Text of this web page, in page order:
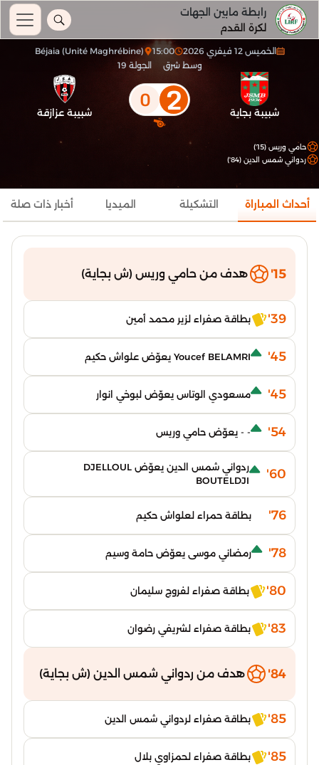
رابطة مابين الجهات
لكرة القدم
الخميس 12 فيفري 2026 15:00
Béjaia (Unité Maghrébine)
وسط شرق
الجولة 19
شبيبة بجاية 2
0 شبيبة عزازقة
حامي وريس (15')
ردواني شمس الدين (84')
أحداث المباراة التشكيلة الميديا أخبار ذات صلة
15' هدف من حامي وريس (ش بجاية)
39' بطاقة صفراء لزير محمد أمين
45' Youcef BELAMRI يعوّض علواش حكيم
45' مسعودي الوتاس يعوّض لبوخي انوار
54' - - يعوّض حامي وريس
60'
ردواني شمس الدين يعوّض DJELLOUL
BOUTELDJI
76' بطاقة حمراء لعلواش حكيم
78' رمضاني موسى يعوّض حامة وسيم
80' بطاقة صفراء لفروج سليمان
83' بطاقة صفراء لشريفي رضوان
84' هدف من ردواني شمس الدين (ش بجاية)
85' بطاقة صفراء لردواني شمس الدين
85' بطاقة صفراء لحمزاوي بلال